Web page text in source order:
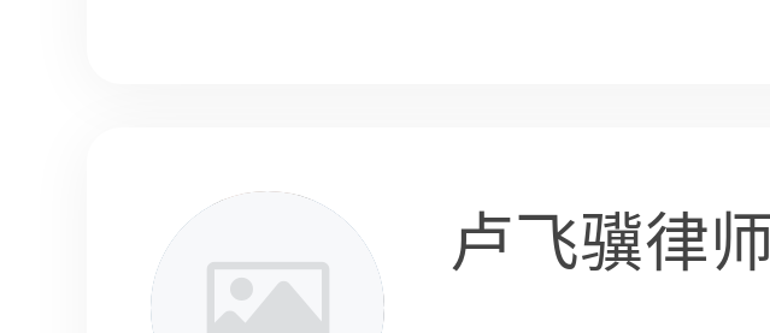
卢飞骥律师